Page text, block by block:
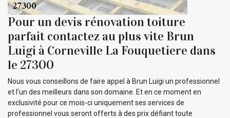
Pour un devis rénovation toiture
parfait contactez au plus vite Brun
Luigi à Corneville La Fouquetiere dans
le 27300
Nous vous conseillons de faire appel à Brun Luigi un professionnel
et l’un des meilleurs dans son domaine. Et en ce moment en
exclusivité pour ce mois-ci uniquement ses services de
professionnel vous seront offerts à des prix défiant toute